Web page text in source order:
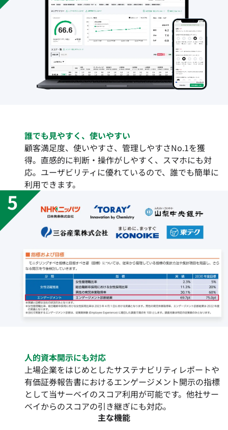
誰でも見やすく、使いやすい
顧客満足度、使いやすさ、管理しやすさNo.1を獲
得。直感的に判断・操作がしやすく、スマホにも対
応。ユーザビリティに優れているので、誰でも簡単に
利用できます。
人的資本開示にも対応
上場企業をはじめとしたサステナビリティレポートや
有価証券報告書におけるエンゲージメント開示の指標
として当サーベイのスコア利用が可能です。他社サー
ベイからのスコアの引き継ぎにも対応。
主な機能